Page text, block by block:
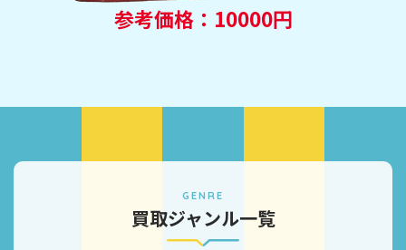
参考価格：10000円
GENRE
買取ジャンル一覧